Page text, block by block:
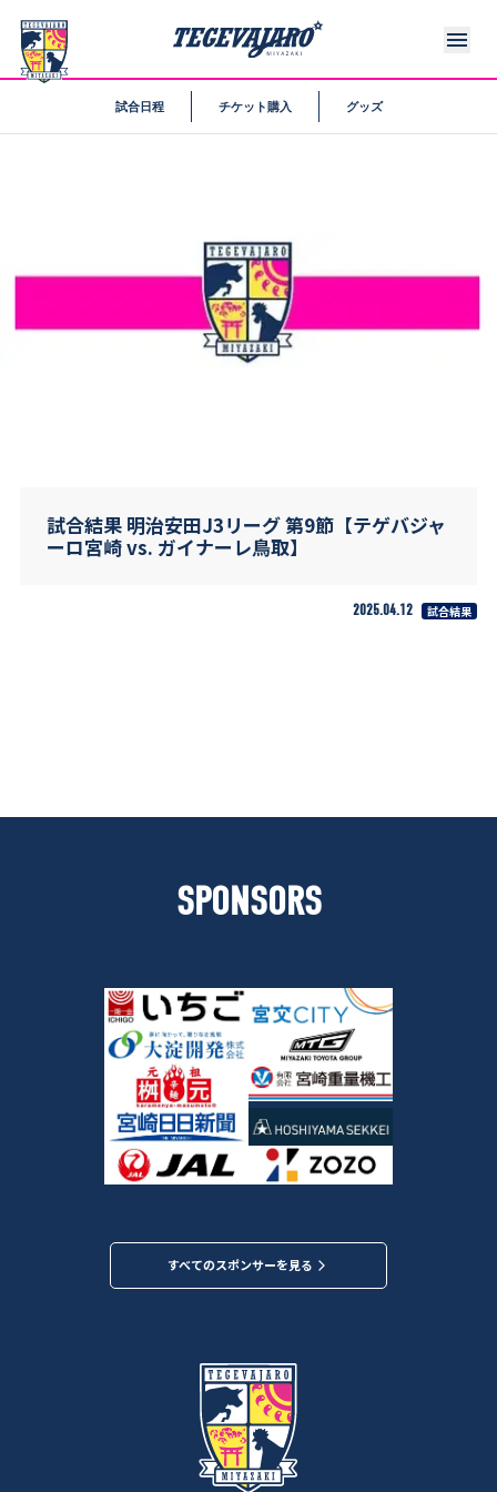
試合日程 チケット購入 グッズ
試合結果 明治安田J3リーグ 第9節【テゲバジャ
ーロ宮崎 vs. ガイナーレ鳥取】
2025.04.12 試合結果
SPONSORS
すべてのスポンサーを見る